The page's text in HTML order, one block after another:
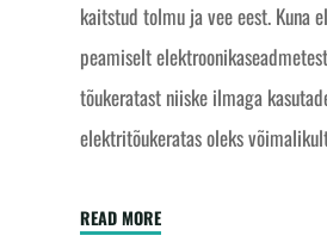
kaitstud tolmu ja vee eest. Kuna
peamiselt
tõukeratast niiske ilmaga
elektritõukeratas oleks
READ MORE"IP-